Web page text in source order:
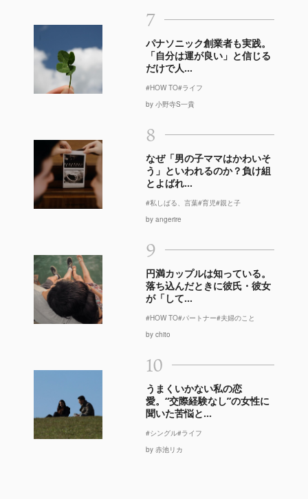
7
パナソニック創業者も実践。
「自分は運が良い」と信じる
だけで人...
#HOW TO#ライフ
by 小野寺S一貴
8
なぜ「男の子ママはかわいそ
う」といわれるのか？負け組
とよばれ...
#私しばる、言葉#育児#親と子
by angerire
9
円満カップルは知っている。
落ち込んだときに彼氏・彼女
が「して...
#HOW TO#パートナー#夫婦のこと
by chito
10
うまくいかない私の恋
愛。“交際経験なし”の女性に
聞いた苦悩と...
#シングル#ライフ
by 赤池リカ